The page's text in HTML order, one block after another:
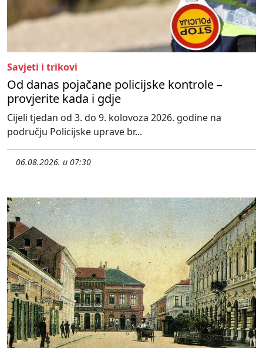
Savjeti i trikovi
Od danas pojačane policijske kontrole –
provjerite kada i gdje
Cijeli tjedan od 3. do 9. kolovoza 2026. godine na
području Policijske uprave br...
06.08.2026. u 07:30